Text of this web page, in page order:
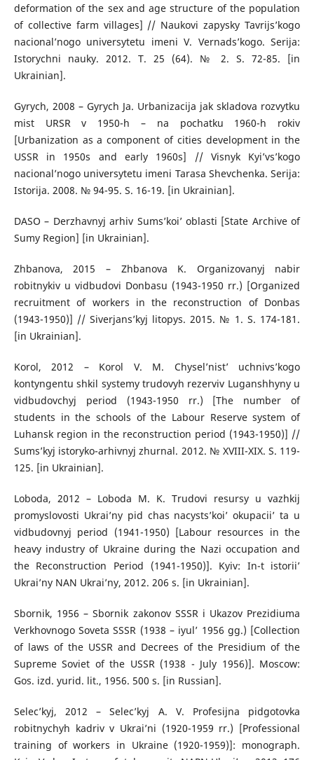
deformation of the sex and age structure of the population
of collective farm villages] // Naukovi zapysky Tavrijs’kogo
nacional’nogo universytetu imeni V. Vernads’kogo. Serija:
Istorychni nauky. 2012. T. 25 (64). № 2. S. 72-85. [in
Ukrainian].
Gyrych, 2008 – Gyrych Ja. Urbanizacija jak skladova rozvytku
mist URSR v 1950-h – na pochatku 1960-h rokiv
[Urbanization as a component of cities development in the
USSR in 1950s and early 1960s] // Visnyk Kyi’vs’kogo
nacional’nogo universytetu imeni Tarasa Shevchenka. Serija:
Istorija. 2008. № 94-95. S. 16-19. [in Ukrainian].
DASO – Derzhavnyj arhiv Sums’koi’ oblasti [State Archive of
Sumy Region] [in Ukrainian].
Zhbanova, 2015 – Zhbanova K. Organizovanyj nabir
robitnykiv u vidbudovi Donbasu (1943-1950 rr.) [Organized
recruitment of workers in the reconstruction of Donbas
(1943-1950)] // Siverjans’kyj litopys. 2015. № 1. S. 174-181.
[in Ukrainian].
Korol, 2012 – Korol V. M. Chysel’nist’ uchnivs’kogo
kontyngentu shkil systemy trudovyh rezerviv Luganshhyny u
vidbudovchyj period (1943-1950 rr.) [The number of
students in the schools of the Labour Reserve system of
Luhansk region in the reconstruction period (1943-1950)] //
Sums’kyj istoryko-arhivnyj zhurnal. 2012. № XVIII-XIX. S. 119-
125. [in Ukrainian].
Loboda, 2012 – Loboda M. K. Trudovi resursy u vazhkij
promyslovosti Ukrai’ny pid chas nacysts’koi’ okupacii’ ta u
vidbudovnyj period (1941-1950) [Labour resources in the
heavy industry of Ukraine during the Nazi occupation and
the Reconstruction Period (1941-1950)]. Kyiv: In-t istorii’
Ukrai’ny NAN Ukrai’ny, 2012. 206 s. [in Ukrainian].
Sbornik, 1956 – Sbornik zakonov SSSR i Ukazov Prezidiuma
Verkhovnogo Soveta SSSR (1938 – iyul’ 1956 gg.) [Collection
of laws of the USSR and Decrees of the Presidium of the
Supreme Soviet of the USSR (1938 - July 1956)]. Moscow:
Gos. izd. yurid. lit., 1956. 500 s. [in Russian].
Selec’kyj, 2012 – Selec’kyj A. V. Profesijna pidgotovka
robitnychyh kadriv v Ukrai’ni (1920-1959 rr.) [Professional
training of workers in Ukraine (1920-1959)]: monograph.